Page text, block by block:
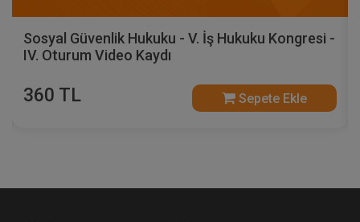
Sosyal Güvenlik Hukuku - V. İş Hukuku Kongresi -
IV. Oturum Video Kaydı
360 TL Sepete Ekle